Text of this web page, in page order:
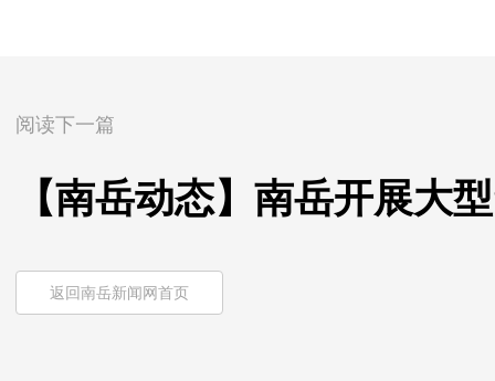
阅读下一篇
【南岳动态】南岳开展大
返回南岳新闻网首页